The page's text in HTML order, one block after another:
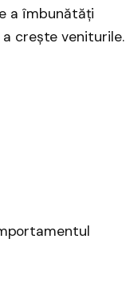
a îmbunătăți
crește veniturile.